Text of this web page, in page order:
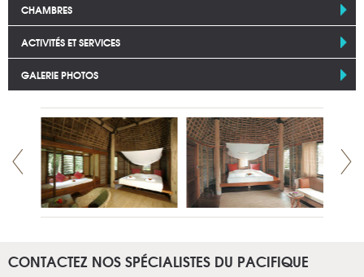
CHAMBRES
ACTIVITÉS ET SERVICES
GALERIE PHOTOS
CONTACTEZ NOS SPÉCIALISTES DU PACIFIQUE